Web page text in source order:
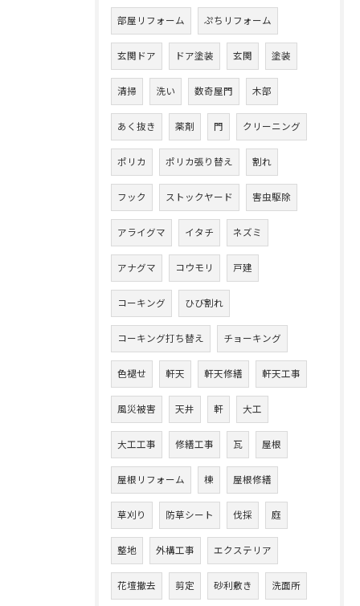
部屋リフォーム ぷちリフォーム
玄関ドア ドア塗装 玄関 塗装
清掃 洗い 数奇屋門 木部
あく抜き 薬剤 門 クリーニング
ポリカ ポリカ張り替え 割れ
フック ストックヤード 害虫駆除
アライグマ イタチ ネズミ
アナグマ コウモリ 戸建
コーキング ひび割れ
コーキング打ち替え チョーキング
色褪せ 軒天 軒天修繕 軒天工事
風災被害 天井 軒 大工
大工工事 修繕工事 瓦 屋根
屋根リフォーム 棟 屋根修繕
草刈り 防草シート 伐採 庭
整地 外構工事 エクステリア
花壇撤去 剪定 砂利敷き 洗面所